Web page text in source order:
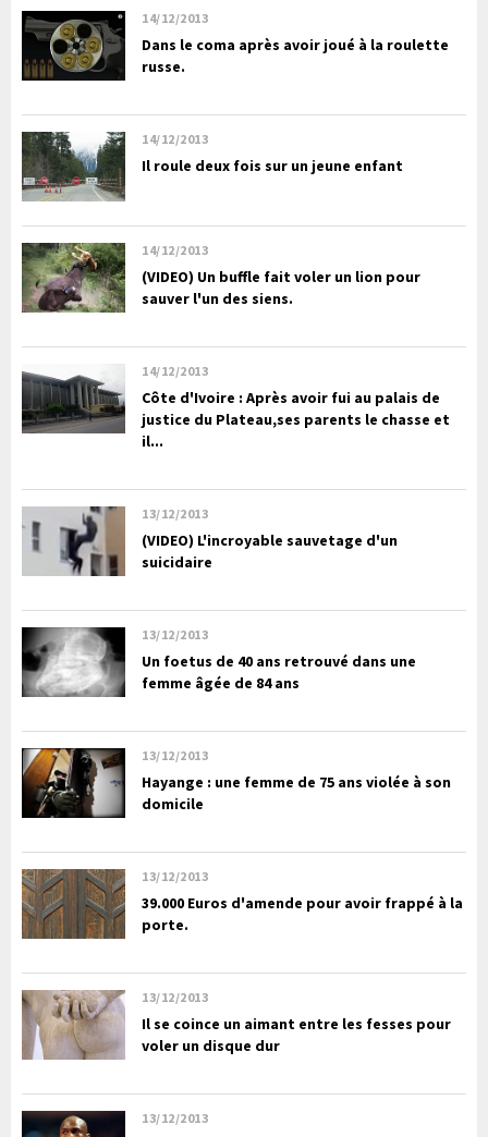
14/12/2013
Dans le coma après avoir joué à la roulette
russe.
14/12/2013
Il roule deux fois sur un jeune enfant
14/12/2013
(VIDEO) Un buffle fait voler un lion pour
sauver l'un des siens.
14/12/2013
Côte d'Ivoire : Après avoir fui au palais de
justice du Plateau,ses parents le chasse et
il...
13/12/2013
(VIDEO) L'incroyable sauvetage d'un
suicidaire
13/12/2013
Un foetus de 40 ans retrouvé dans une
femme âgée de 84 ans
13/12/2013
Hayange : une femme de 75 ans violée à son
domicile
13/12/2013
39.000 Euros d'amende pour avoir frappé à la
porte.
13/12/2013
Il se coince un aimant entre les fesses pour
voler un disque dur
13/12/2013